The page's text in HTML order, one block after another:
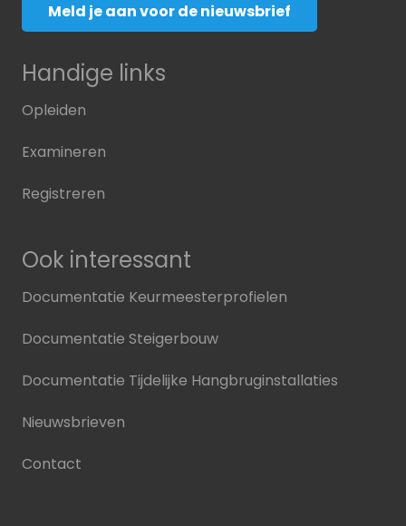
Meld je aan voor de nieuwsbrief
Handige links
Opleiden
Examineren
Registreren
Ook interessant
Documentatie Keurmeesterprofielen
Documentatie Steigerbouw
Documentatie Tijdelijke Hangbruginstallaties
Nieuwsbrieven
Contact